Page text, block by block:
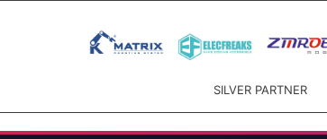
SILVER PARTNER